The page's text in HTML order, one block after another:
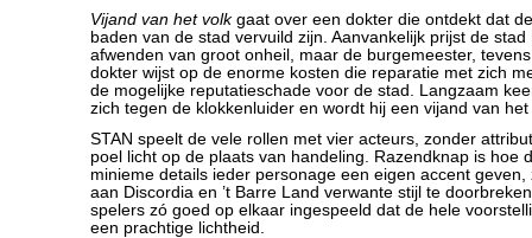
Vijand van het volkgaat over een dokter die ontdekt dat
baden van de stad vervuild zijn. Aanvankelijk prijst de
afwenden van groot onheil, maar de burgemeester,
dokter wijst op de enorme kosten die reparatie met zich
de mogelijke reputatieschade voor de stad. Langzaam
zich tegen de klokkenluider en wordt hij een vijand van het
STAN speelt de vele rollen met vier acteurs, zonder
poel licht op de plaats van handeling. Razendknap is hoe
minieme details ieder personage een eigen accent geven,
aan Discordia en ’t Barre Land verwante stijl te
spelers zó goed op elkaar ingespeeld dat de hele
een prachtige lichtheid.